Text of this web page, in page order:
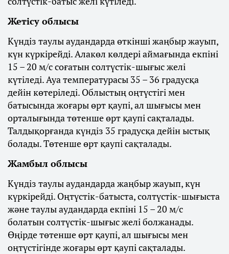
Жетісу облысы
Күндіз таулы аудандарда өткінші жаңбыр жауып,
күн күркірейді. Алакөл көлдері аймағында екпіні
15 – 20 м/с соғатын солтүстік-шығыс желі
күтіледі. Ауа температурасы 35 – 36 градусқа
дейін көтеріледі. Облыстың оңтүстігі мен
батысында жоғары өрт қаупі, ал шығысы мен
орталығында төтенше өрт қаупі сақталады.
Талдықорғанда күндіз 35 градусқа дейін ыстық
болады. Төтенше өрт қаупі сақталады.
Жамбыл облысы
Күндіз таулы аудандарда жаңбыр жауып, күн
күркірейді. Оңтүстік-батыста, солтүстік-шығыста
және таулы аудандарда екпіні 15 – 20 м/с
болатын солтүстік-шығыс желі болжанады.
Өңірде төтенше өрт қаупі, ал шығысы мен
оңтүстігінде жоғары өрт қаупі сақталады.